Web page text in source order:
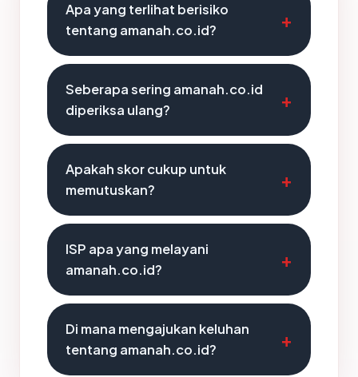
Apa yang terlihat berisiko
tentang amanah.co.id?
Seberapa sering amanah.co.id
diperiksa ulang?
Apakah skor cukup untuk
memutuskan?
ISP apa yang melayani
amanah.co.id?
Di mana mengajukan keluhan
tentang amanah.co.id?